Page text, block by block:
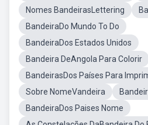
Nomes BandeirasLettering
BandeiraDo Mundo To Do
BandeiraDos Estados Unidos
Bandeira DeAngola Para Colorir
BandeirasDos Países Para
Sobre NomeVandeira
BandeiraDos Paises Nome